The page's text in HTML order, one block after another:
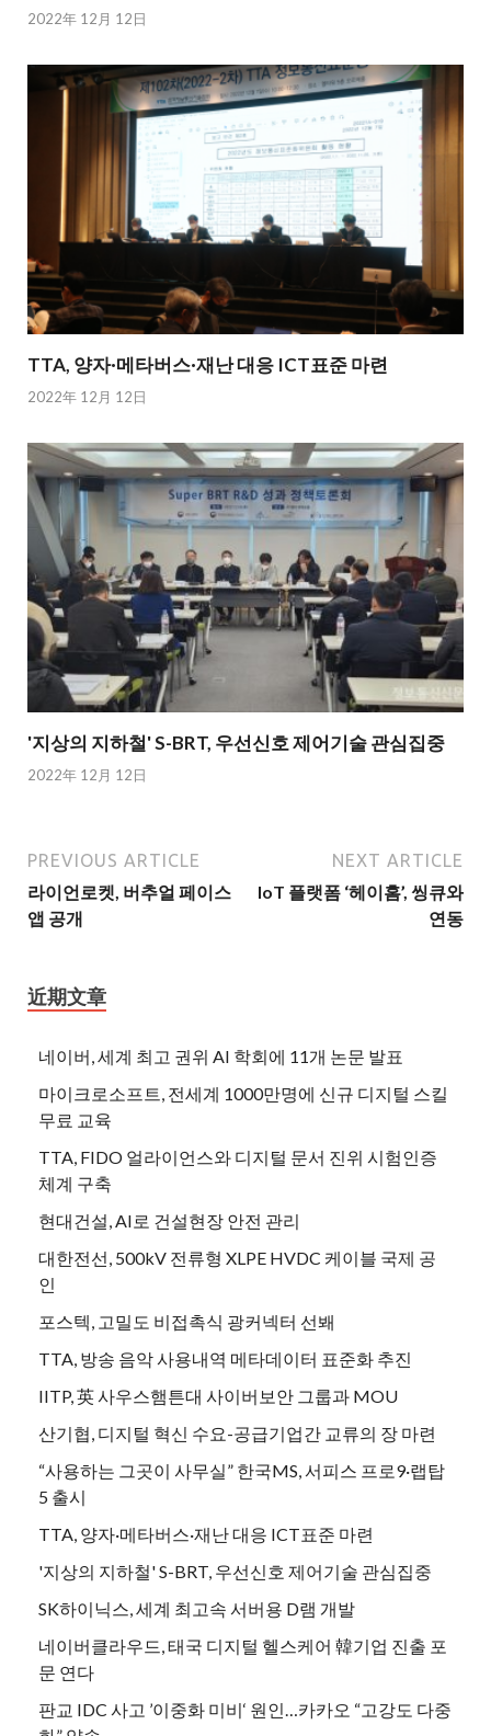
2022年 12月 12日
TTA, 양자·메타버스·재난 대응 ICT표준 마련
2022年 12月 12日
'지상의 지하철' S-BRT, 우선신호 제어기술 관심집중
2022年 12月 12日
PREVIOUS ARTICLE
라이언로켓, 버추얼 페이스
앱 공개
NEXT ARTICLE
IoT 플랫폼 ‘헤이홈’, 씽큐와
연동
近期文章
네이버, 세계 최고 권위 AI 학회에 11개 논문 발표
마이크로소프트, 전세계 1000만명에 신규 디지털 스킬
무료 교육
TTA, FIDO 얼라이언스와 디지털 문서 진위 시험인증
체계 구축
현대건설, AI로 건설현장 안전 관리
대한전선, 500kV 전류형 XLPE HVDC 케이블 국제 공
인
포스텍, 고밀도 비접촉식 광커넥터 선봬
TTA, 방송 음악 사용내역 메타데이터 표준화 추진
IITP, 英 사우스햄튼대 사이버보안 그룹과 MOU
산기협, 디지털 혁신 수요-공급기업간 교류의 장 마련
“사용하는 그곳이 사무실” 한국MS, 서피스 프로9·랩탑
5 출시
TTA, 양자·메타버스·재난 대응 ICT표준 마련
'지상의 지하철' S-BRT, 우선신호 제어기술 관심집중
SK하이닉스, 세계 최고속 서버용 D램 개발
네이버클라우드, 태국 디지털 헬스케어 韓기업 진출 포
문 연다
판교 IDC 사고 ’이중화 미비‘ 원인…카카오 “고강도 다중